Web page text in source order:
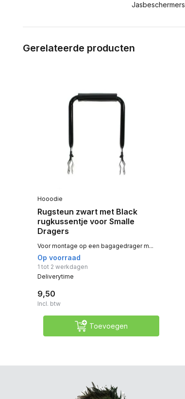
Jasbeschermers
Gerelateerde producten
Hooodie
Rugsteun zwart met Black
rugkussentje voor Smalle
Dragers
Voor montage op een bagagedrager m...
Op voorraad
1 tot 2 werkdagen
Deliverytime
9,50
Incl. btw
Toevoegen